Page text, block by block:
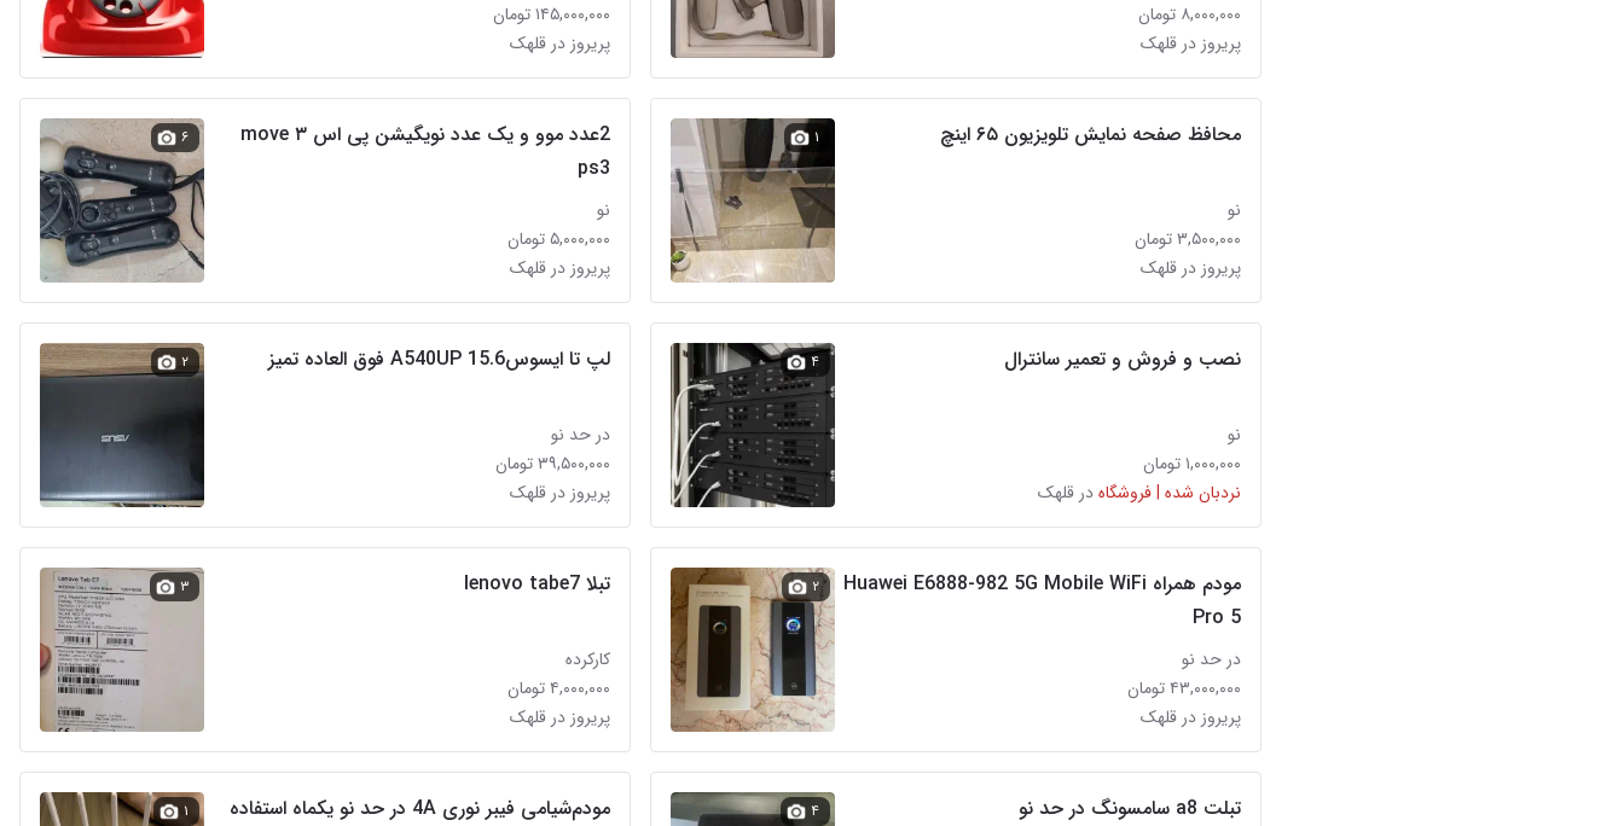
۸,۰۰۰,۰۰۰ تومان
پریروز در قلهک
۱۴۵,۰۰۰,۰۰۰ تومان
پریروز در قلهک
محافظ صفحه نمایش تلویزیون ۶۵ اینچ
نو
۳,۵۰۰,۰۰۰ تومان
پریروز در قلهک
۱
2عدد موو و یک عدد نویگیشن پی اس ۳ move
ps3
نو
۵,۰۰۰,۰۰۰ تومان
پریروز در قلهک
۶
نصب و فروش و تعمیر سانترال
نو
۱,۰۰۰,۰۰۰ تومان
نردبان شده | فروشگاهدر قلهک
۴ لپ تا ایسوس15.6 A540UP فوق العاده تمیز
در حد نو
۳۹,۵۰۰,۰۰۰ تومان
پریروز در قلهک
۲
مودم همراه Huawei E6888-982 5G Mobile WiFi
Pro 5
در حد نو
۴۳,۰۰۰,۰۰۰ تومان
پریروز در قلهک
۲ تبلا lenovo tabe7
کارکرده
۴,۰۰۰,۰۰۰ تومان
پریروز در قلهک
۳
تبلت a8 سامسونگ در حد نو ۴
مودم‌شیامی فیبر نوری 4A در حد نو یکماه استفاده
۱